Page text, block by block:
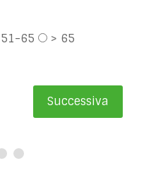
51-65
> 65
Successiva